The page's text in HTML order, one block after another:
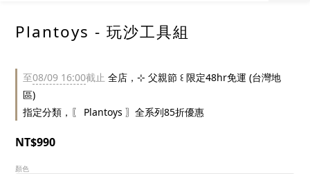
Plantoys - 玩沙工具組
至08/09 16:00截止 全店，⊹ 父親節 ꒰ 限定48hr免運 (台灣地
區)
指定分類，〖 Plantoys 〗全系列85折優惠
NT$990
顏色